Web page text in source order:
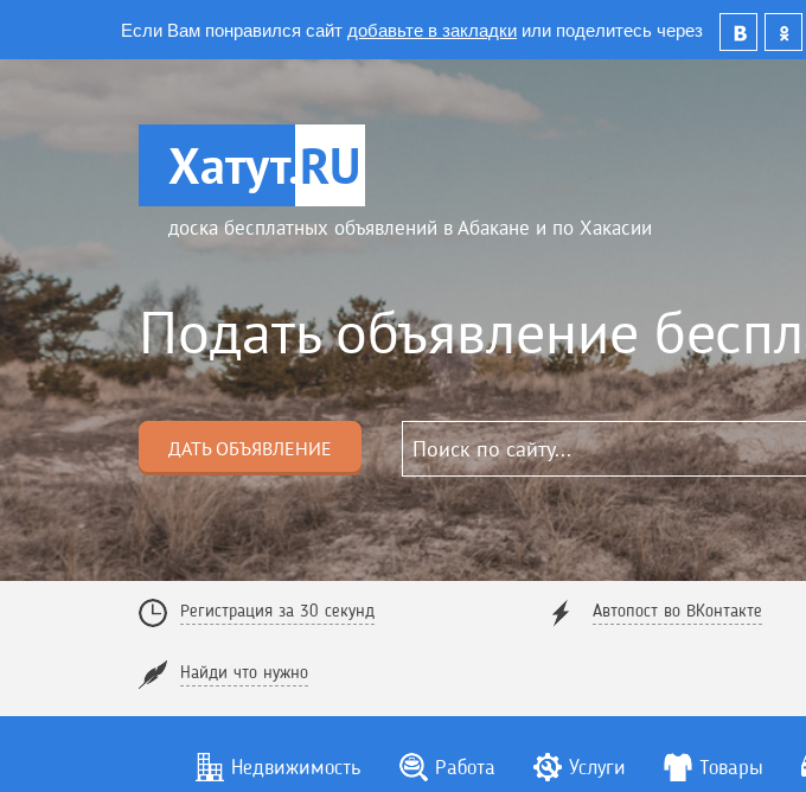
Если Вам понравился сайт добавьте в закладки или поделитесь через
Хатут.RU
доска бесплатных объявлений в Абакане и по Хакасии
Подать объявление
ДАТЬ ОБЪЯВЛЕНИЕ
Регистрация за 30 секунд Автопост во ВКонтакте
Найди что нужно
Недвижимость Работа Услуги Товары